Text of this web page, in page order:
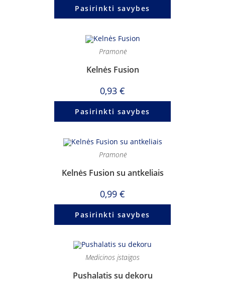
Pasirinkti savybes
Pramonė
Kelnės Fusion
0,93 €
Pasirinkti savybes
Pramonė
Kelnės Fusion su antkeliais
0,99 €
Pasirinkti savybes
Medicinos įstaigos
Pushalatis su dekoru